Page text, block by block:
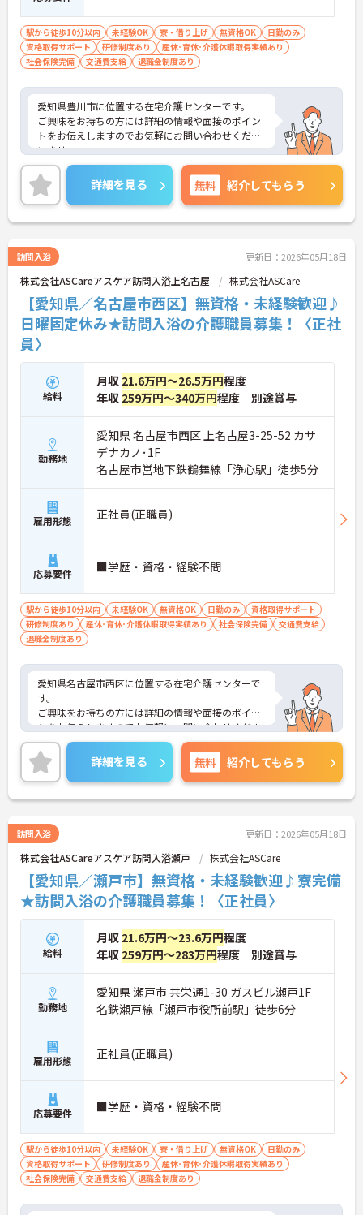
駅から徒歩10分以内 未経験OK 寮・借り上げ 無資格OK
日勤のみ
資格取得サポート
研修制度あり
産休･育休･介護休暇取得実績あり
社会保険完備
交通費支給 退職金制度あり
愛知県豊川市に位置する在宅介護センターです。
ご興味をお持ちの方には詳細の情報や面接のポイン
トをお伝えしますのでお気軽にお問い合わせくださ
いませ。
詳細を見る 無料 紹介してもらう
訪問入浴 更新日：2026年05月18日
株式会社ASCareアスケア訪問入浴上名古屋 株式会社ASCare
【愛知県／名古屋市西区】無資格・未経験歓迎♪
日曜固定休み★訪問入浴の介護職員募集！〈正社
員〉
給料
月収 21.6万円～26.5万円程度
年収 259万円～340万円程度 別途賞与
勤務地
愛知県 名古屋市西区 上名古屋3-25-52 カサ
デナカノ･1F
名古屋市営地下鉄鶴舞線「浄心駅」徒歩5分
雇用形態 正社員(正職員)
応募要件 ■学歴・資格・経験不問
駅から徒歩10分以内 未経験OK 無資格OK 日勤のみ
資格取得サポート
研修制度あり
産休･育休･介護休暇取得実績あり 社会保険完備
交通費支給
退職金制度あり
愛知県名古屋市西区に位置する在宅介護センターで
す。
ご興味をお持ちの方には詳細の情報や面接のポイン
トをお伝えしますのでお気軽にお問い合わせくださ
いませ。
詳細を見る 無料 紹介してもらう
訪問入浴 更新日：2026年05月18日
株式会社ASCareアスケア訪問入浴瀬戸 株式会社ASCare
【愛知県／瀬戸市】無資格・未経験歓迎♪寮完備
★訪問入浴の介護職員募集！〈正社員〉
給料
月収 21.6万円～23.6万円程度
年収 259万円～283万円程度 別途賞与
勤務地
愛知県 瀬戸市 共栄通1-30 ガスビル瀬戸1F
名鉄瀬戸線「瀬戸市役所前駅」徒歩6分
雇用形態 正社員(正職員)
応募要件 ■学歴・資格・経験不問
駅から徒歩10分以内 未経験OK 寮・借り上げ 無資格OK
日勤のみ
資格取得サポート
研修制度あり
産休･育休･介護休暇取得実績あり
社会保険完備
交通費支給 退職金制度あり